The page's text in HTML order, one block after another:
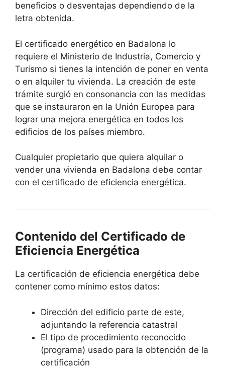
beneficios o desventajas dependiendo de la
letra obtenida.
El certificado energético en Badalona lo
requiere el Ministerio de Industria, Comercio y
Turismo si tienes la intención de poner en venta
o en alquiler tu vivienda. La creación de este
trámite surgió en consonancia con las medidas
que se instauraron en la Unión Europea para
lograr una mejora energética en todos los
edificios de los países miembro.
Cualquier propietario que quiera alquilar o
vender una vivienda en Badalona debe contar
con el certificado de eficiencia energética.
Contenido del Certificado de
Eficiencia Energética
La certificación de eficiencia energética debe
contener como mínimo estos datos:
Dirección del edificio parte de este,
adjuntando la referencia catastral
El tipo de procedimiento reconocido
(programa) usado para la obtención de la
certificación